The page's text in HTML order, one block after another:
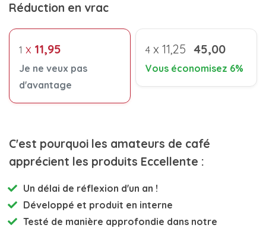
Réduction en vrac
1 x 11,95
Je ne veux pas
d'avantage
4 x 11,25 45,00
Vous économisez 6%
C'est pourquoi les amateurs de café
apprécient les produits Eccellente :
Un délai de réflexion d'un an !
Développé et produit en interne
Testé de manière approfondie dans notre